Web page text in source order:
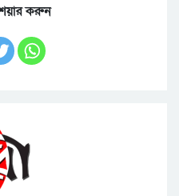
করুন